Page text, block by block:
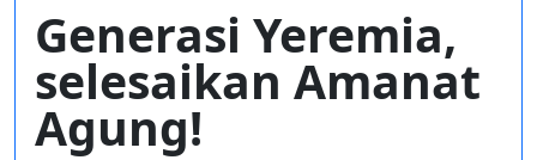
Generasi Yeremia,
selesaikan Amanat
Agung!